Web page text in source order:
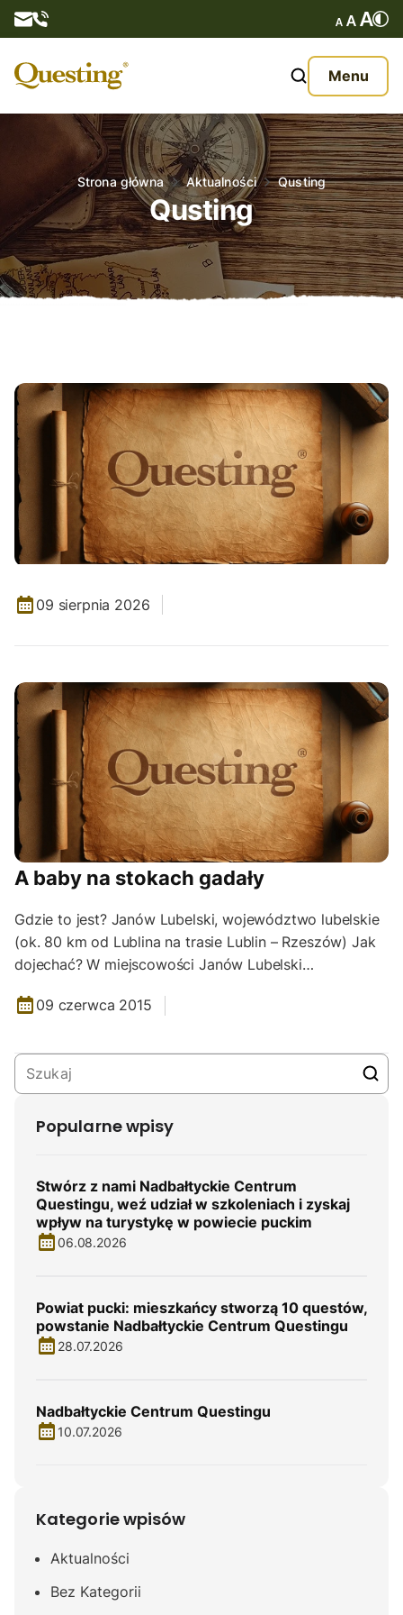
Menu
O nas
Oferta
Aktualności
Kontakt
Strona główna Aktualności Qusting
Qusting
09 sierpnia 2026
A baby na stokach gadały
Gdzie to jest? Janów Lubelski, województwo lubelskie
(ok. 80 km od Lublina na trasie Lublin – Rzeszów) Jak
dojechać? W miejscowości Janów Lubelski…
09 czerwca 2015
Popularne wpisy
Stwórz z nami Nadbałtyckie Centrum
Questingu, weź udział w szkoleniach i zyskaj
wpływ na turystykę w powiecie puckim
06.08.2026
Powiat pucki: mieszkańcy stworzą 10 questów,
powstanie Nadbałtyckie Centrum Questingu
28.07.2026
Nadbałtyckie Centrum Questingu
10.07.2026
Kategorie wpisów
Aktualności
Bez Kategorii